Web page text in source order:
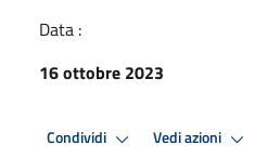
Data :
16 ottobre 2023
Condividi Vedi azioni